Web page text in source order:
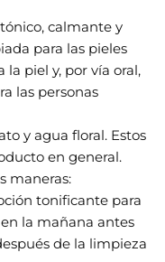
calmante y
para las pieles
la piel y, por vía oral,
las personas
y agua floral. Estos
en general.
maneras:
tonificante para
la mañana antes
de la limpieza